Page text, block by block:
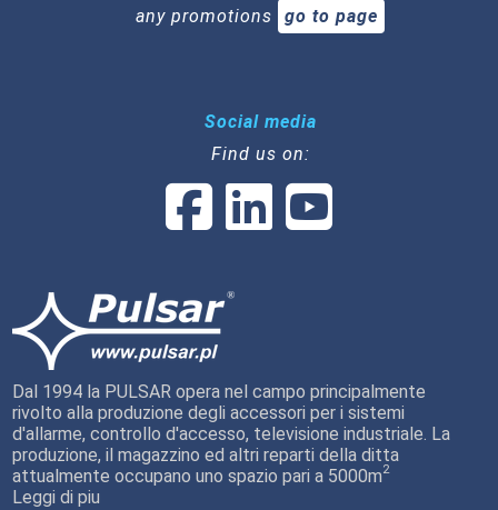
any promotions
go to page
Social media
Find us on:
Dal 1994 la PULSAR opera nel campo principalmente
rivolto alla produzione degli accessori per i sistemi
d'allarme, controllo d'accesso, televisione industriale. La
produzione, il magazzino ed altri reparti della ditta
attualmente occupano uno spazio pari a 5000m2
Leggi di piu